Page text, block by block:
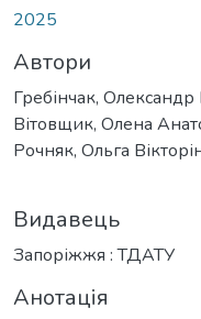
2025
Автори
Гребінчак, Олександр
Вітовщик, Олена
Рочняк, Ольга
Видавець
Запоріжжя : ТДАТУ
Анотація